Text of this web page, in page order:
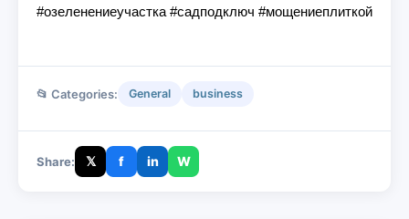
#озеленениеучастка #садподключ #мощениеплиткой
📂 Categories: General business
Share: 𝕏 f in W